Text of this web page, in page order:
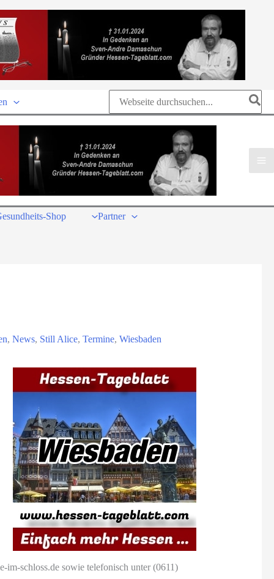
Search
for:
Shop Partner
, News, Still Alice, Termine, Wiesbaden
im-schloss.de sowie telefonisch unter (0611)